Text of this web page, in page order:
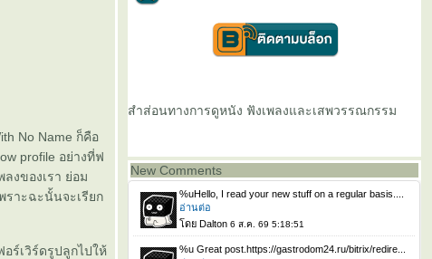
No Name ก็คือ
profile อย่างที่ฟ
งของเรา ย่อม
ราะฉะนั้นจะเรียก
ร์เวิร์ดรูปลูกไปให้
สำส่อนทางการดูหนัง ฟังเพลงและเสพวรรณกรรม
New Comments